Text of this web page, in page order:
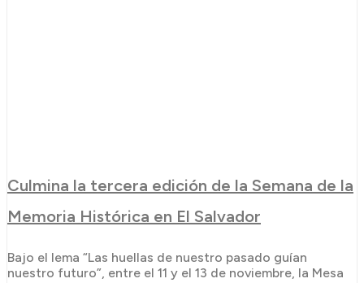
Culmina la tercera edición de la Semana de la
Memoria Histórica en El Salvador
Bajo el lema “Las huellas de nuestro pasado guían
nuestro futuro”, entre el 11 y el 13 de noviembre, la Mesa